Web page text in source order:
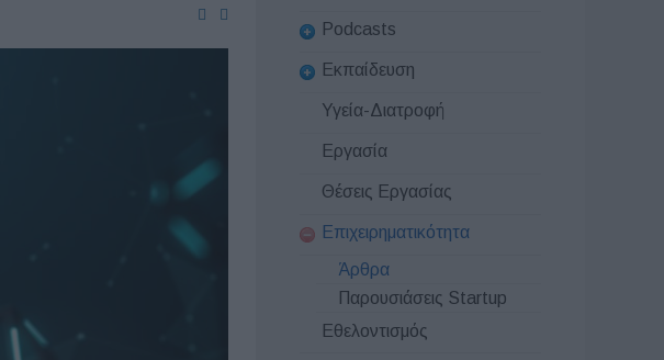
Podcasts
Εκπαίδευση
Υγεία-Διατροφή
Εργασία
Θέσεις Εργασίας
Επιχειρηματικότητα
Άρθρα
Παρουσιάσεις Startup
Εθελοντισμός